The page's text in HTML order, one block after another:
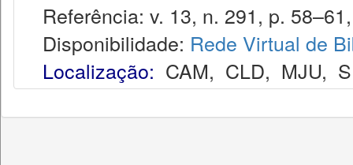
Referência: v. 13, n. 291, p.
Disponibilidade: Rede Virtual de
Localização: CAM, CLD, MJU,